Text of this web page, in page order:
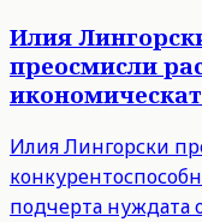
Илия
преосмисли
Илия Лингорски
подчерта нуждата